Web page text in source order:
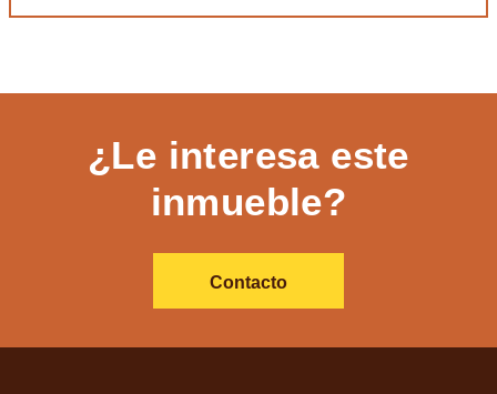
¿Le interesa este
inmueble?
Contacto